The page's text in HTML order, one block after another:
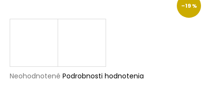
Priemerné
Neohodnotené Podrobnosti hodnotenia
–19 %
j
?